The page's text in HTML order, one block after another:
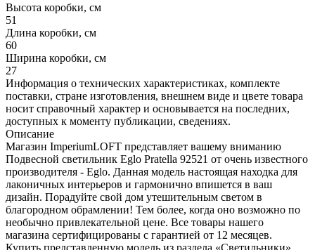
Высота коробки, см
51
Длина коробки, см
60
Ширина коробки, см
27
Информация о технических характеристиках, комплекте
поставки, стране изготовления, внешнем виде и цвете товара
носит справочный характер и основывается на последних,
доступных к моменту публикации, сведениях.
Описание
Магазин ImperiumLOFT представляет вашему вниманию
Подвесной светильник Eglo Pratella 92521 от очень известного
производителя - Eglo. Данная модель настоящая находка для
лаконичных интерьеров и гармонично впишется в ваш
дизайн. Порадуйте свой дом утешительным светом в
благородном обрамлении! Тем более, когда оно возможно по
необычно привлекательной цене. Все товары нашего
магазина сертифицированы с гарантией от 12 месяцев.
Купить представленную модель из раздела «Светильники»